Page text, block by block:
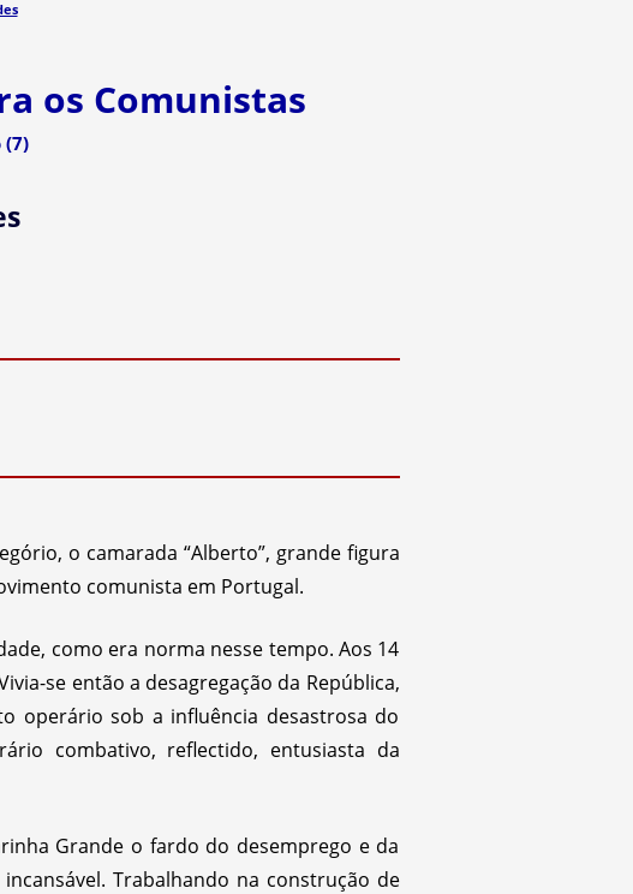
os Comunistas
o camarada “Alberto”, grande figura
comunista em Portugal.
como era norma nesse tempo. Aos 14
se então a desagregação da República,
operário sob a influência desastrosa do
combativo, reflectido, entusiasta da
Grande o fardo do desemprego e da
Trabalhando na construção de